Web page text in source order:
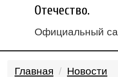
Отечество.
Официальный
Главная Новости